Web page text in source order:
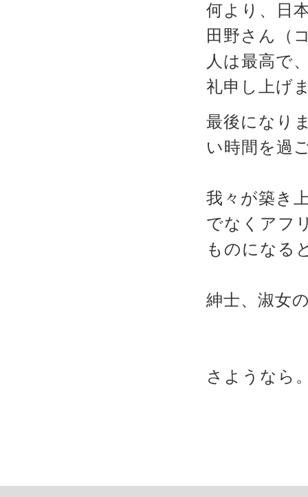
何より、日
田野さん（
人は最高で
礼申し上げ
最後になり
い時間を過
我々が築き
でなくアフ
ものになる
紳士、淑女
さようなら